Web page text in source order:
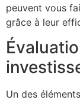
peuvent vous
grâce à leur
Un des